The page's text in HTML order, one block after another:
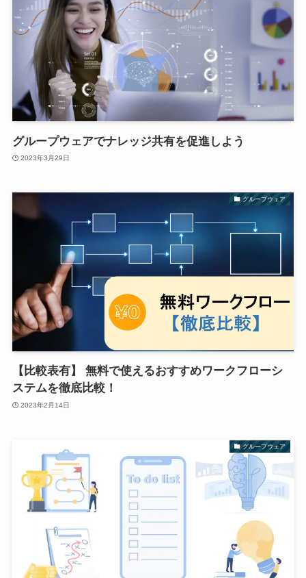
グループウェアでナレッジ共有を促進しよう
2023年3月29日
グループウェア
【比較表有】 無料で使えるおすすめワークフローシ
ステムを徹底比較！
2023年2月14日
グループウェア